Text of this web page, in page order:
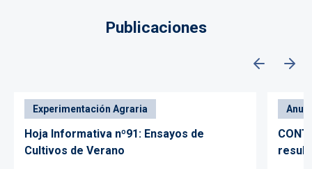
Publicaciones
Experimentación Agraria
Hoja Informativa nº91: Ensayos de
Cultivos de Verano